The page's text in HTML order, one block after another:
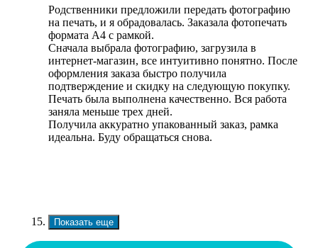
Родственники предложили передать фотографию
на печать, и я обрадовалась. Заказала фотопечать
формата А4 с рамкой.
Сначала выбрала фотографию, загрузила в
интернет-магазин, все интуитивно понятно. После
оформления заказа быстро получила
подтверждение и скидку на следующую покупку.
Печать была выполнена качественно. Вся работа
заняла меньше трех дней.
Получила аккуратно упакованный заказ, рамка
идеальна. Буду обращаться снова.
Показать еще